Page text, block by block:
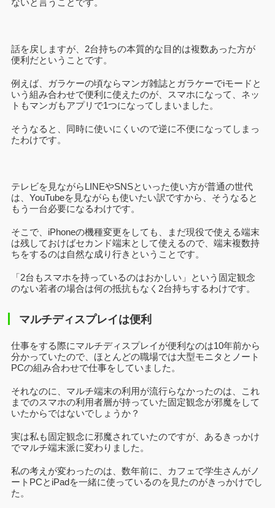
ないと言うことです。
話を戻しますが、2台持ちの本質的な目的は複数あった方が
便利だということです。
例えば、ガラケーの頃ならマンガ雑誌とガラケーでiモードと
いう組み合わせで便利に使えたのが、スマホになって、ネッ
トもマンガもアプリで1つになってしまいました。
そうなると、同時に使いにくいので逆に不便になってしまっ
たわけです。
テレビを見ながらLINEやSNSといった使い方が普通の世代
は、YouTubeを見ながらも使いたい訳ですから、そうなると
もう一台必要になるわけです。
そこで、iPhoneの機種変更をしても、まだ現役で使える端末
は残しておけばセカンド端末として使えるので、端末複数持
ちをするのは自然な成り行きということです。
「2台もスマホを持っているのはおかしい」という固定観念
のない若者の場合は何の抵抗もなく2台持ちするわけです。
マルチディスプレイは便利
仕事をする際にマルチディスプレイが便利なのは10年前から
分かっていたので、ほとんどの職場では大型モニタとノート
PCの組み合わせで仕事をしていました。
それなのに、マルチ端末の利用が流行らなかったのは、これ
までのスマホの利用者層が持っていた固定観念が邪魔をして
いたからではないでしょうか？
実は私も固定観念に邪魔されていたのですが、あるきっかけ
でマルチ端末派に変わりました。
私の考えが変わったのは、数年前に、カフェで学生さんがノ
ートPCとiPadを一緒に使っているのを見たのがきっかけでし
た。